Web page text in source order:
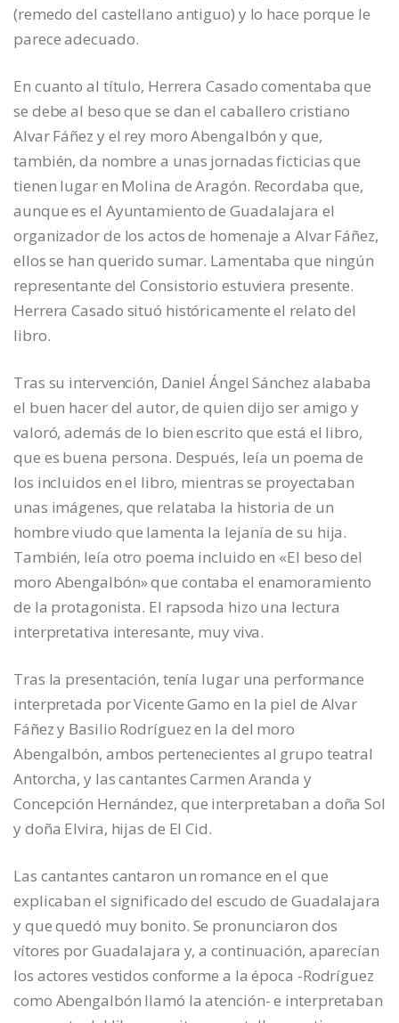
(remedo del castellano antiguo) y lo hace porque le
parece adecuado.
En cuanto al título, Herrera Casado comentaba que
se debe al beso que se dan el caballero cristiano
Alvar Fáñez y el rey moro Abengalbón y que,
también, da nombre a unas jornadas ficticias que
tienen lugar en Molina de Aragón. Recordaba que,
aunque es el Ayuntamiento de Guadalajara el
organizador de los actos de homenaje a Alvar Fáñez,
ellos se han querido sumar. Lamentaba que ningún
representante del Consistorio estuviera presente.
Herrera Casado situó históricamente el relato del
libro.
Tras su intervención, Daniel Ángel Sánchez alababa
el buen hacer del autor, de quien dijo ser amigo y
valoró, además de lo bien escrito que está el libro,
que es buena persona. Después, leía un poema de
los incluidos en el libro, mientras se proyectaban
unas imágenes, que relataba la historia de un
hombre viudo que lamenta la lejanía de su hija.
También, leía otro poema incluido en «El beso del
moro Abengalbón» que contaba el enamoramiento
de la protagonista. El rapsoda hizo una lectura
interpretativa interesante, muy viva.
Tras la presentación, tenía lugar una performance
interpretada por Vicente Gamo en la piel de Alvar
Fáñez y Basilio Rodríguez en la del moro
Abengalbón, ambos pertenecientes al grupo teatral
Antorcha, y las cantantes Carmen Aranda y
Concepción Hernández, que interpretaban a doña Sol
y doña Elvira, hijas de El Cid.
Las cantantes cantaron un romance en el que
explicaban el significado del escudo de Guadalajara
y que quedó muy bonito. Se pronunciaron dos
vítores por Guadalajara y, a continuación, aparecían
los actores vestidos conforme a la época -Rodríguez
como Abengalbón llamó la atención- e interpretaban